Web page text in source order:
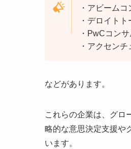
・アビーム
・デロイト
・PwCコン
・アクセン
などがあります。
これらの企業は、グロ
略的な意思決定支援や
います。